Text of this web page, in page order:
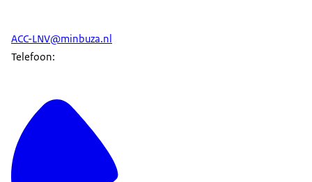
ACC-LNV@minbuza.nl
Telefoon: